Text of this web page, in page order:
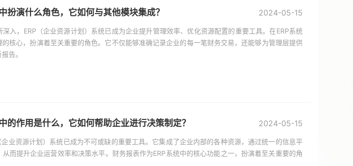
扮演什么角色，它如何与其他模块集成？
入，ERP（企业资源计划）系统已成为企业提升管理效率、优化资源配置的重要工具。在ERP系统
核心，扮演着至关重要的角色。它不仅能够准确记录企业的每一笔财务交易，还能够为管理层提供
告。
2024-05-15
的作用是什么，它如何帮助企业进行决策制定？
业资源计划）系统已成为不可或缺的重要工具。它集成了企业内部的各种资源，通过统一的信息平
而提升企业运营效率和决策水平。财务报表作为ERP系统中的核心功能之一，扮演着至关重要的角
2024-05-15